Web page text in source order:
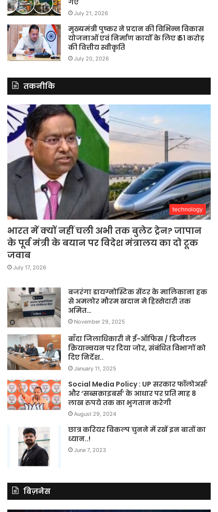
गए
July 21, 2026
मुख्यमंत्री पुष्कर ने प्रदान की विभिन्न विकास
योजनाओं एवं निर्माण कार्यों के लिए ₹ 51 करोड़
की वित्तीय स्वीकृति
July 20, 2026
तकनीकि
technology
भारत में क्यों नहीं चली अभी तक बुलेट ट्रेन? जापान
के पूर्व मंत्री के बयान पर विदेश मंत्रालय का दो टूक
जवाब
July 17, 2026
बजरंगा डायग्नोस्टिक सेंटर के मालिकाना हक
से अमलोर मौरम खदान मे हिस्सेदारी तक
अमित…
November 29, 2025
बाँदा जिलाधिकारी ने ई-ऑफिस / डिजीटल
क्रियान्वयन पर दिया जोर, संबंधित विभागों को
दिए निर्देश..
January 11, 2025
Social Media Policy : UP सरकार फॉलोअर्स’
और ‘सब्सक्राइबर्स’ के आधार पर प्रति माह 8
लाख रुपये तक का भुगतान करेगी
August 29, 2024
छात्र करियर विकल्प चुनने में रखें इन बातों का
ध्यान..!
June 7, 2023
बिज़नेस